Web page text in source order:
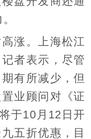
涨。上海松江
者表示，尽管
有所减少，但
业顾问对《证
于10月12日开
五折优惠，目